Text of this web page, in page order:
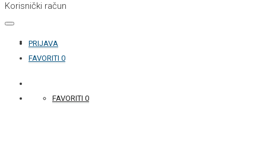
KONTAKT
FAVORITI 0
Korisnički račun
PRIJAVA
FAVORITI 0